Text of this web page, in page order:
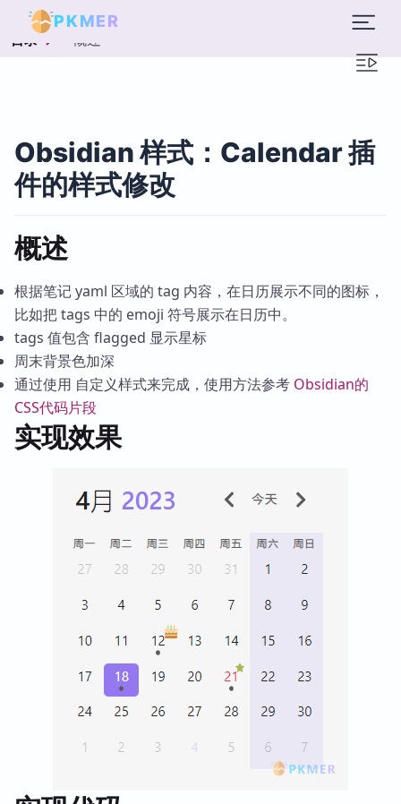
PKMER
目录 概述
Obsidian 样式：Calendar 插
件的样式修改
概述
根据笔记 yaml 区域的 tag 内容，在日历展示不同的图标，
比如把 tags 中的 emoji 符号展示在日历中。
tags 值包含 flagged 显示星标
周末背景色加深
通过使用 自定义样式来完成，使用方法参考 Obsidian的
CSS代码片段
实现效果